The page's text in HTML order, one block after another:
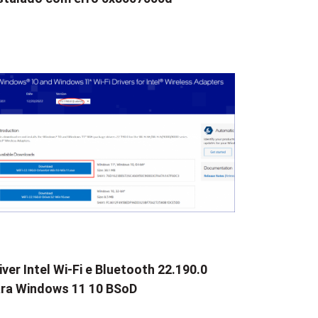
Intel Wi-Fi e Bluetooth 22.190.0
Windows 11 10 BSoD